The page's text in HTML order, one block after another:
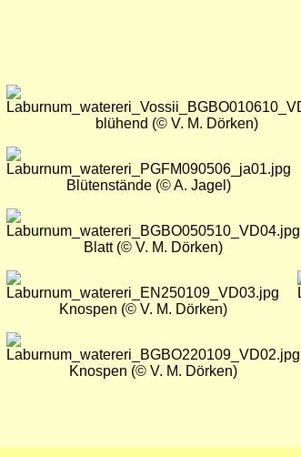
Bild
blühend (© V. M. Dörken)
Bild
Blütenstände (© A. Jagel)
Bild
Blatt (© V. M. Dörken)
Bild
Knospen (© V. M. Dörken)
Bild
Knospen (© V. M. Dörken)